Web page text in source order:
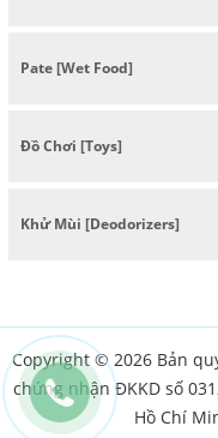
Pate [Wet Food]
Đồ Chơi [Toys]
Khử Mùi [Deodorizers]
Copyright © 2026 Bản
chứng nhận ĐKKD số
Hồ Chí